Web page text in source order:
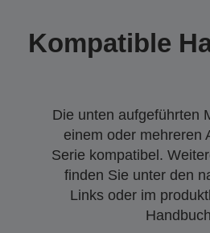
Kompatible
Die unten aufgeführten
einem oder mehreren
Serie kompatibel.
finden Sie unter den
Links oder im